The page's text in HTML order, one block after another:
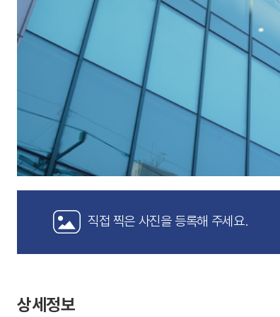
직접 찍은 사진을 등록해 주세요.
상세정보